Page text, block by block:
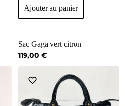
Ajouter au panier
Sac Gaga vert citron
119,00 €